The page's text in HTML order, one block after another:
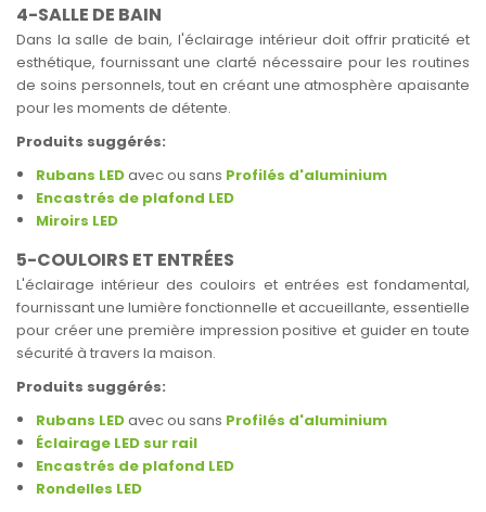
4-SALLE DE BAIN
Dans la salle de bain, l'éclairage intérieur doit offrir praticité et
esthétique, fournissant une clarté nécessaire pour les routines
de soins personnels, tout en créant une atmosphère apaisante
pour les moments de détente.
Produits suggérés:
Rubans LEDavec ou sans Profilés d'aluminium
Encastrés de plafond LED
Miroirs LED
5-COULOIRS ET ENTRÉES
L'éclairage intérieur des couloirs et entrées est fondamental,
fournissant une lumière fonctionnelle et accueillante, essentielle
pour créer une première impression positive et guider en toute
sécurité à travers la maison.
Produits suggérés:
Rubans LEDavec ou sans Profilés d'aluminium
Éclairage LED sur rail
Encastrés de plafond LED
Rondelles LED